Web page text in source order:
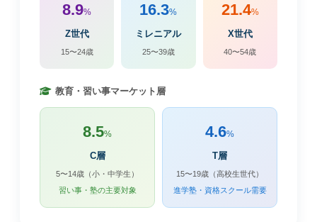
8.9%
Z世代
15〜24歳
16.3%
ミレニアル
25〜39歳
21.4%
X世代
40〜54歳
教育・習い事マーケット層
8.5%
C層
5〜14歳（小・中学生）
習い事・塾の主要対象
4.6%
T層
15〜19歳（高校生世代）
進学塾・資格スクール需要